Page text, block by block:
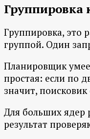
Группировка
Группировка, это
группой. Один
Планировщик
простая: если по
значит,
Для больших ядер
результат